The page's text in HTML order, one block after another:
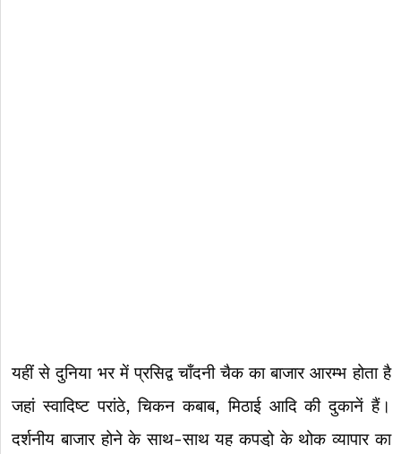
यहीं से दुनिया भर में प्रसिद्व चाँदनी चैक का बाजार आरम्भ होता है
जहां स्वादिष्ट परांठे, चिकन कबाब, मिठाई आदि की दुकानें हैं।
दर्शनीय बाजार होने के साथ-साथ यह कपडो़ के थोक व्यापार का